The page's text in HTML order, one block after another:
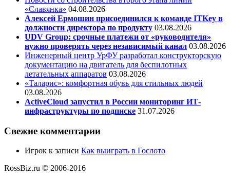
«Славянка» 04.08.2026
Алексей Ермошин присоединился к команде ITKey в
должности директора по продукту 03.08.2026
UDV Group: срочные платежи от «руководителя»
нужно проверять через независимый канал 03.08.2026
Инженерный центр УрФУ разработал конструкторскую
документацию на двигатель для беспилотных
летательных аппаратов 03.08.2026
«Таларис»: комфортная обувь для стильных людей
03.08.2026
ActiveCloud запустил в России мониторинг ИТ-
инфраструктуры по подписке 31.07.2026
Свежие комментарии
Игрок к записи Как выиграть в Гослото
RossBiz.ru © 2006-2016